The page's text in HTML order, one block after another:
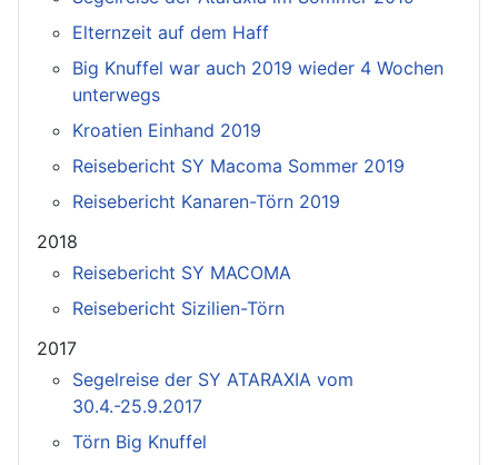
Elternzeit auf dem Haff
Big Knuffel war auch 2019 wieder 4 Wochen
unterwegs
Kroatien Einhand 2019
Reisebericht SY Macoma Sommer 2019
Reisebericht Kanaren-Törn 2019
2018
Reisebericht SY MACOMA
Reisebericht Sizilien-Törn
2017
Segelreise der SY ATARAXIA vom
30.4.-25.9.2017
Törn Big Knuffel